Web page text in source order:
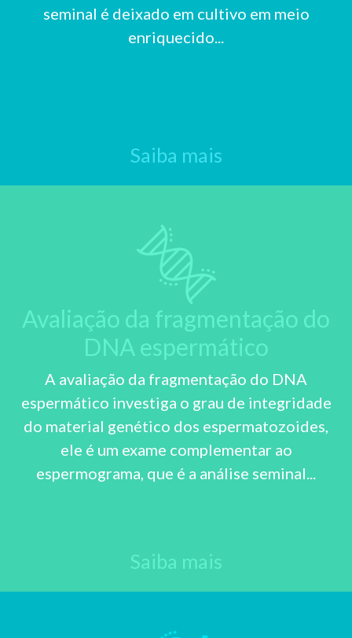
seminal é deixado em cultivo em meio
enriquecido...
Saiba mais
Avaliação da fragmentação do
DNA espermático
A avaliação da fragmentação do DNA
espermático investiga o grau de integridade
do material genético dos espermatozoides,
ele é um exame complementar ao
espermograma, que é a análise seminal...
Saiba mais